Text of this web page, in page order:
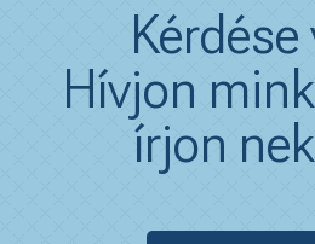
Kérdése
Hívjon
írjon